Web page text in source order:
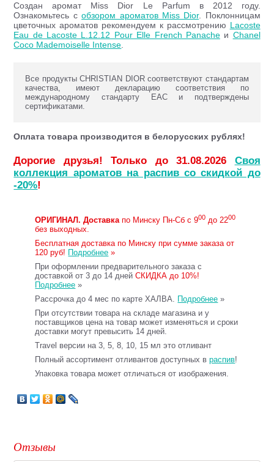
Создан аромат Miss Dior Le Parfum в 2012 году.
Ознакомьтесь собзором ароматов Miss Dior. Поклонницам
цветочных ароматов рекомендуем к рассмотрению Lacoste
Eau de Lacoste L.12.12 Pour Elle French Panacheи Chanel
Coco Mademoiselle Intense
Все продукты CHRISTIAN DIOR соответствуют стандартам
качества, имеют декларацию соответствия по
международному стандарту ЕАС и подтверждены
сертификатами.
Оплата товара производится в белорусских рублях!
Дорогие друзья! Только до 31.08.2026 Своя
коллекция ароматов на распив со скидкой до
-20%!
ОРИГИНАЛ. Доставкапо Минску Пн-Сб с 900 до 2200
без выходных.
Бесплатная доставка по Минску при сумме заказа от
120 руб! Подробнее »
При оформлении предварительного заказа с
доставкой от 3 до 14 днейСКИДКА до 10%!
Подробнее »
Рассрочка до 4 мес по карте ХАЛВА. Подробнее »
При отсутствии товара на складе магазина и у
поставщиков цена на товар может изменяться и сроки
доставки могут превысить 14 дней.
Travel версии на 3, 5, 8, 10, 15 мл это отливант
Полный ассортимент отливантов доступных враспив!
Упаковка товара может отличаться от изображения.
Отзывы